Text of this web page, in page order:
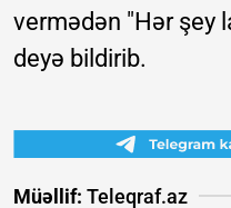
vermədən "Hər şey
deyə bildirib.
Müəllif: Teleqraf.az